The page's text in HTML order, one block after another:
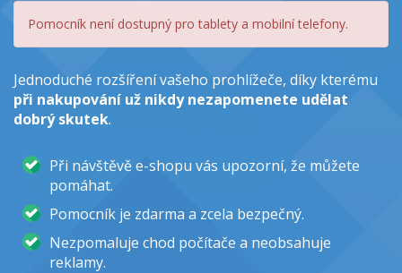
Pomocník není dostupný pro tablety a mobilní telefony.
Jednoduché rozšíření vašeho prohlížeče, díky kterému
při nakupování už nikdy nezapomenete udělat
dobrý skutek.
Při návštěvě e-shopu vás upozorní, že můžete
pomáhat.
Pomocník je zdarma a zcela bezpečný.
Nezpomaluje chod počítače a neobsahuje
reklamy.